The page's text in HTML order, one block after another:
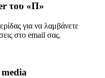
του «Π»
για να λαμβάνετε
στο email σας.